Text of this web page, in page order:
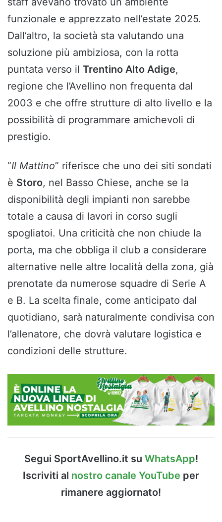
funzionale e apprezzato nell’estate 2025.
Dall’altro, la società sta valutando una
soluzione più ambiziosa, con la rotta
puntata verso il Trentino Alto Adige,
regione che l’Avellino non frequenta dal
2003 e che offre strutture di alto livello e la
possibilità di programmare amichevoli di
prestigio.
“Il Mattino” riferisce che uno dei siti sondati
è Storo, nel Basso Chiese, anche se la
disponibilità degli impianti non sarebbe
totale a causa di lavori in corso sugli
spogliatoi. Una criticità che non chiude la
porta, ma che obbliga il club a considerare
alternative nelle altre località della zona, già
prenotate da numerose squadre di Serie A
e B. La scelta finale, come anticipato dal
quotidiano, sarà naturalmente condivisa con
l’allenatore, che dovrà valutare logistica e
condizioni delle strutture.
Segui SportAvellino.it su WhatsApp!
Iscriviti al nostro canale YouTube per
rimanere aggiornato!